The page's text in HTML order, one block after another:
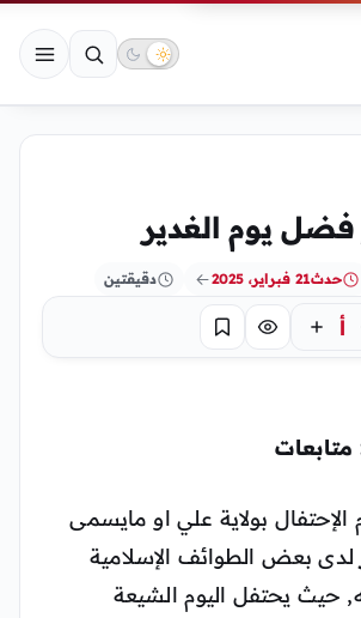
فضل يوم الغدير
حدث21 فبراير، 2025 دقيقتين
أ تركيز حفظ
متابعات
بولاية علي او مايسمى
لدى بعض الطوائف الإسلامية
حيث يحتفل اليوم الشيعة